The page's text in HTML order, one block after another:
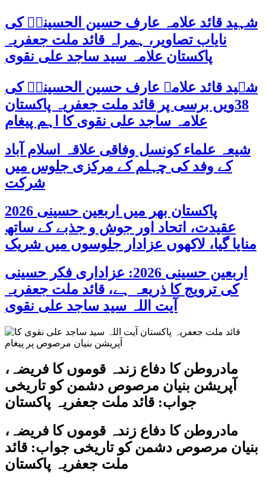
شہید قائد علامہ عارف حسین الحسینیؒ کی
نایاب تصاویر، ہمراہ قائد ملت جعفریہ
پاکستان علامہ سید ساجد علی نقوی
شہید قائد علامہ عارف حسین الحسینیؒ کی
38ویں برسی پر قائد ملت جعفریہ پاکستان
علامہ ساجد علی نقوی کا اہم پیغام
شیعہ علماء کونسل وفاقی علاقہ اسلام آباد
کے وفد کی چہلم کے مرکزی جلوس میں
شرکت
پاکستان بھر میں اربعین حسینی 2026
عقیدت، اتحاد اور جوش و جذبے کے ساتھ
منایا گیا، لاکھوں عزادار جلوسوں میں شریک
اربعین حسینی 2026: عزاداری فکر حسینی
کی ترویج کا ذریعہ ہے، قائد ملت جعفریہ
آیت اللہ سید ساجد علی نقوی
مادروطن کا دفاع زندہ قوموں کا فریضہ،
آپریشن بنیان مرصوص دشمن کو تاریخی
جواب: قائد ملت جعفریہ پاکستان
مادروطن کا دفاع زندہ قوموں کا فریضہ،
بنیان مرصوص دشمن کو تاریخی جواب: قائد
ملت جعفریہ پاکستان